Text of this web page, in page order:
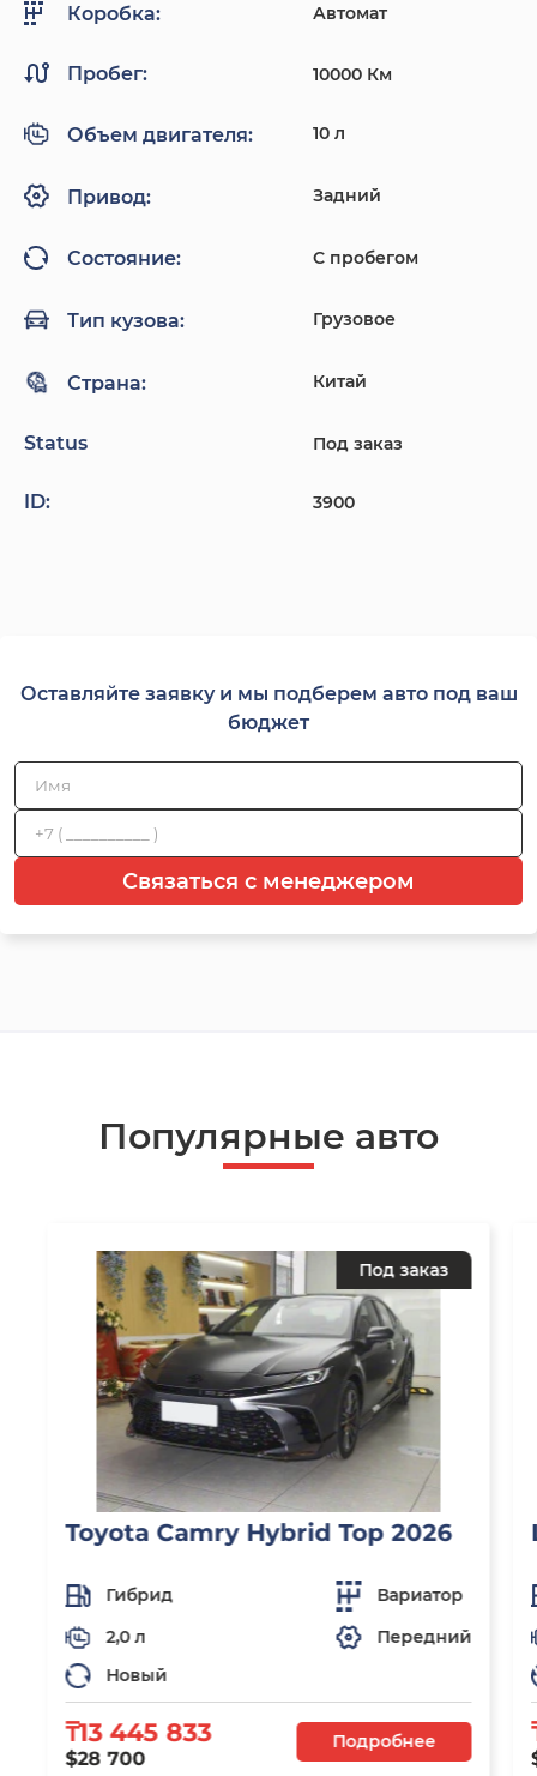
Коробка: Автомат
Пробег: 10000 Км
Объем двигателя: 10 л
Привод: Задний
Состояние: С пробегом
Тип кузова: Грузовое
Страна: Китай
Status Под заказ
ID: 3900
Оставляйте заявку и мы подберем авто под ваш
бюджет
Связаться с менеджером
Популярные авто
Под заказ
Toyota Camry Hybrid Top 2026
Гибрид
Вариатор
2,0 л
Передний
Новый
₸13 445 833
$28 700
Подробнее